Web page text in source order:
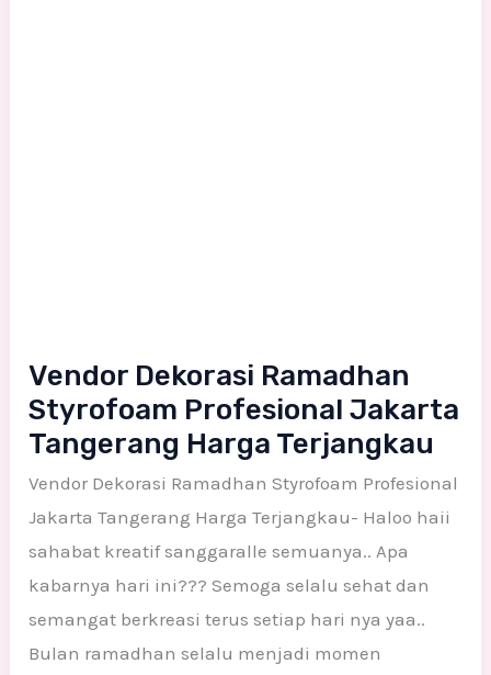
Vendor Dekorasi Ramadhan
Styrofoam Profesional Jakarta
Tangerang Harga Terjangkau
Vendor Dekorasi Ramadhan Styrofoam Profesional
Jakarta Tangerang Harga Terjangkau- Haloo haii
sahabat kreatif sanggaralle semuanya.. Apa
kabarnya hari ini??? Semoga selalu sehat dan
semangat berkreasi terus setiap hari nya yaa..
Bulan ramadhan selalu menjadi momen